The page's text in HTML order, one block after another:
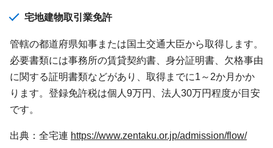
宅地建物取引業免許
管轄の都道府県知事または国土交通大臣から取得します。
必要書類には事務所の賃貸契約書、身分証明書、欠格事由
に関する証明書類などがあり、取得までに1～2か月かか
ります。登録免許税は個人9万円、法人30万円程度が目安
です。
出典：全宅連 https://www.zentaku.or.jp/admission/flow/